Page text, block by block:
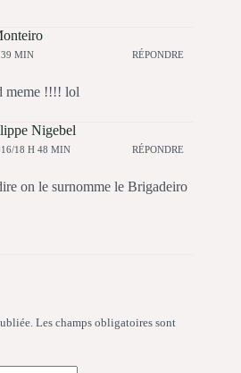
39 MIN RÉPONDRE
meme !!!! lol
Nigebel
18 H 48 MIN RÉPONDRE
on le surnomme le Brigadeiro
Les champs obligatoires sont